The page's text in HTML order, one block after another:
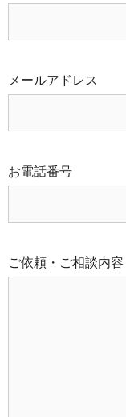
メールアドレス
お電話番号
ご依頼・ご相談内